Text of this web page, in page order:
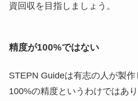
資回収を目指しましょう。
精度が100%ではない
STEPN Guideは有志の人が製
100%の精度というわけではあ